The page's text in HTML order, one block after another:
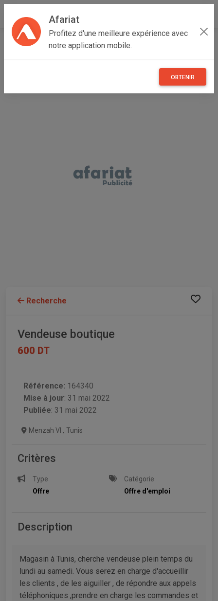
Afariat
Profitez d'une meilleure expérience avec
notre application mobile.
OBTENIR
Accueil Emploi, affaires et services
Recherche
Vendeuse boutique
600 DT
Référence: 164340
Mise à jour: 31 mai 2022
Publiée: 31 mai 2022
Menzah VI , Tunis
Critères
Type
Offre
Catégorie
Offre d'emploi
Description
Magasin à Tunis, cherche vendeuse plein temps du
lundi au samedi. Vous serez en charge d'accueillir
les clients , de les aiguiller , de répondre aux appels
téléphoniques ,prendre en charge les commandes et